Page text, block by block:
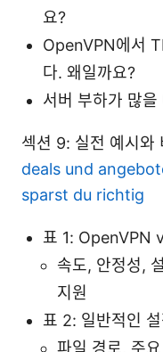
요?
OpenVPN에서
다. 왜일까요?
서버 부하가 많
섹션 9: 실전 예시와
deals und
sparst du richtig
표 1: OpenVPN
속도, 안정성,
지원
표 2: 일반적인
파일 경로, 주